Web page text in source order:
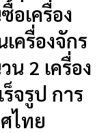
อเครื่อง
ครื่องจักร
2 เครื่อง
จรูป การ
ไทย